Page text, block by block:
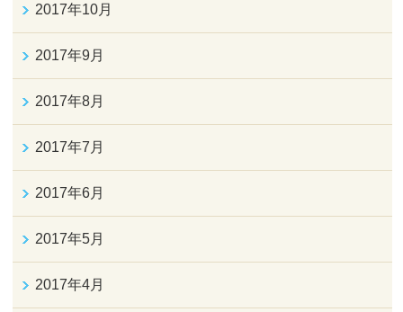
2017年10月
2017年9月
2017年8月
2017年7月
2017年6月
2017年5月
2017年4月